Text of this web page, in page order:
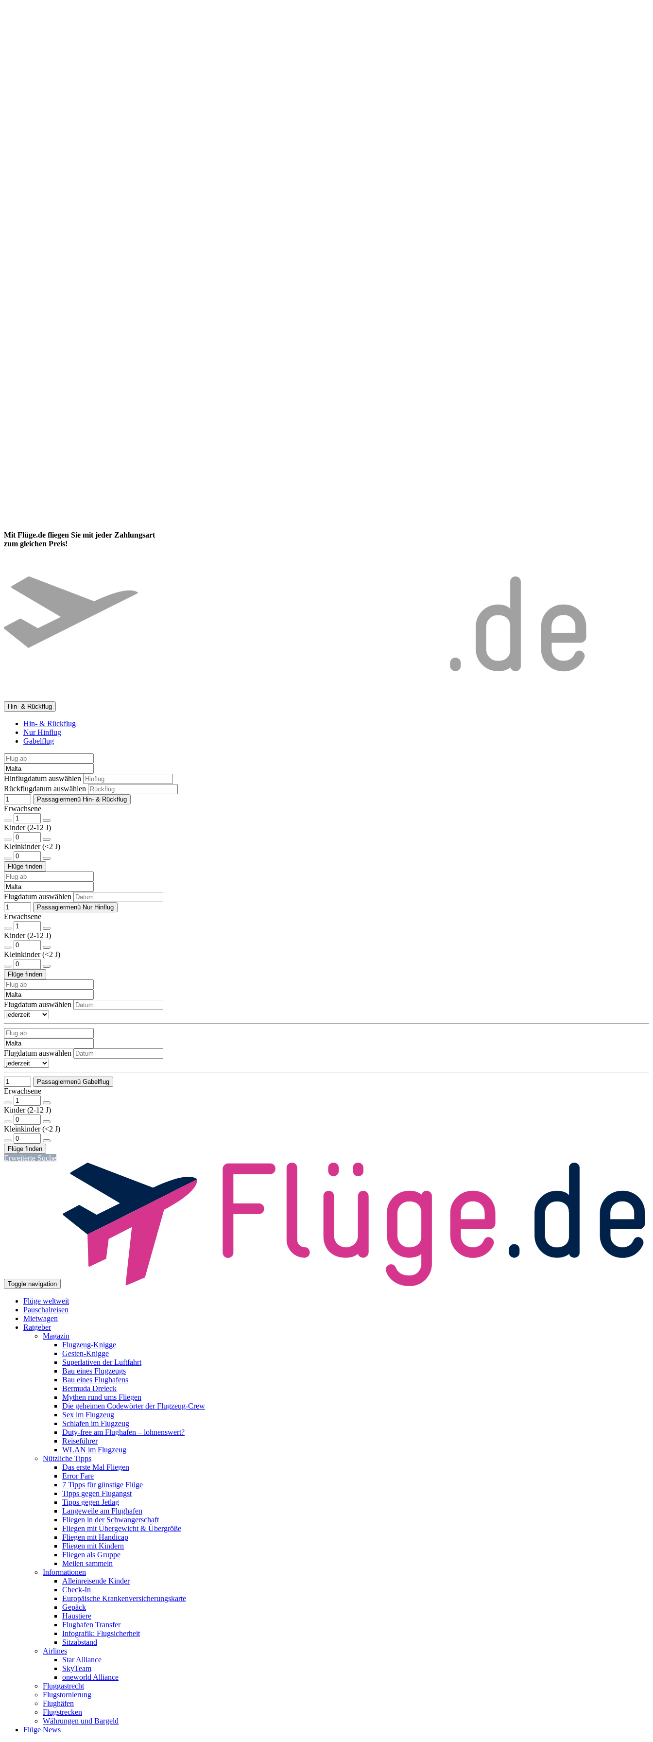
Mit Flüge.de fliegen Sie mit jeder Zahlungsart
zum gleichen Preis!
Hin- & Rückflug
Hin- & Rückflug
Nur Hinflug
Gabelflug
Hinflugdatum auswählen
Rückflugdatum auswählen
Passagiermenü Hin- & Rückflug
Erwachsene
Kinder (2-12 J)
Kleinkinder (<2 J)
Flugdatum auswählen
Passagiermenü Nur Hinflug
Erwachsene
Kinder (2-12 J)
Kleinkinder (<2 J)
Flugdatum auswählen
Flugdatum auswählen
Passagiermenü Gabelflug
Erwachsene
Kinder (2-12 J)
Kleinkinder (<2 J)
Erweiterte Suche
Toggle navigation
Flüge weltweit
Pauschalreisen
Mietwagen
Ratgeber
Magazin
Flugzeug-Knigge
Gesten-Knigge
Superlativen der Luftfahrt
Bau eines Flugzeugs
Bau eines Flughafens
Bermuda Dreieck
Mythen rund ums Fliegen
Die geheimen Codewörter der Flugzeug-Crew
Sex im Flugzeug
Schlafen im Flugzeug
Duty-free am Flughafen – lohnenswert?
Reiseführer
WLAN im Flugzeug
Nützliche Tipps
Das erste Mal Fliegen
Error Fare
7 Tipps für günstige Flüge
Tipps gegen Flugangst
Tipps gegen Jetlag
Langeweile am Flughafen
Fliegen in der Schwangerschaft
Fliegen mit Übergewicht & Übergröße
Fliegen mit Handicap
Fliegen mit Kindern
Fliegen als Gruppe
Meilen sammeln
Informationen
Alleinreisende Kinder
Check-In
Europäische Krankenversicherungskarte
Gepäck
Haustiere
Flughafen Transfer
Infografik: Flugsicherheit
Sitzabstand
Airlines
Star Alliance
SkyTeam
oneworld Alliance
Fluggastrecht
Flugstornierung
Flughäfen
Flugstrecken
Währungen und Bargeld
Flüge News